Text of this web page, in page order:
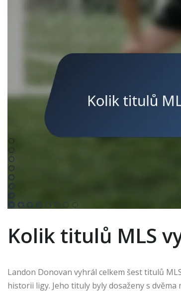
Kolik titulů MLS
Landon Donovan vyhrál celkem šest titulů
historii ligy. Jeho tituly byly dosaženy s